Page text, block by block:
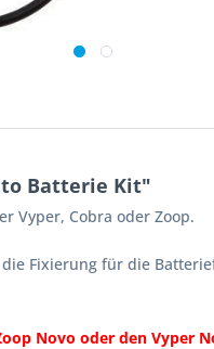
Batterie Kit"
Vyper, Cobra oder Zoop.
Fixierung für die
Novo oder den Vyper